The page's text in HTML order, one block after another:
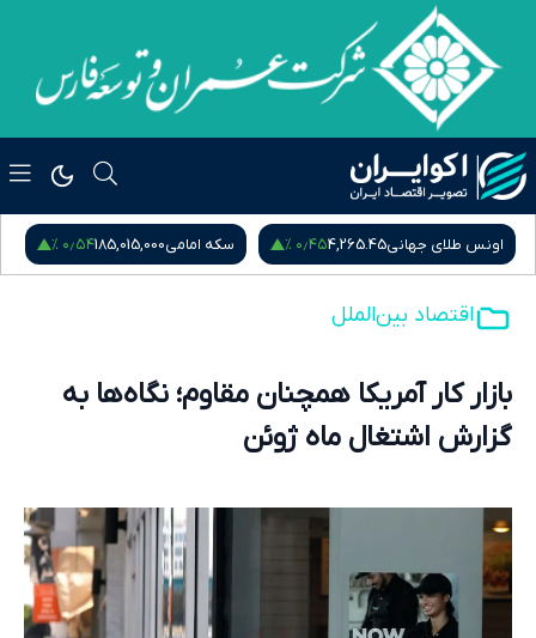
اونس طلای جهانی4,265.45۰٫۴۵ % سکه امامی185,015,000۰٫۵۴ %
اقتصاد بین‌الملل
بازار کار آمریکا همچنان مقاوم؛ نگاه‌ها به
گزارش اشتغال ماه ژوئن